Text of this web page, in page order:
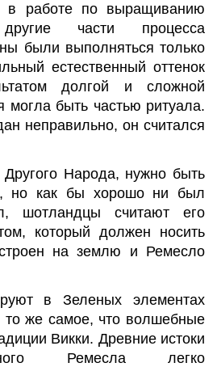
в работе по выращиванию
части процесса
были выполняться только
естественный оттенок
долгой и сложной
могла быть частью ритуала.
неправильно, он считался
Народа, нужно быть
но как бы хорошо ни был
шотландцы считают его
который должен носить
на землю и Ремесло
в Зеленых элементах
то же самое, что волшебные
Викки. Древние истоки
Ремесла легко